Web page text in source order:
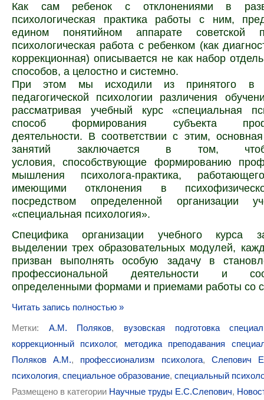
Как сам ребенок с отклонениями в
психологическая практика работы с ним,
едином понятийном аппарате советской
психологическая работа с ребенком (как
коррекционная) описывается не как набор
способов, а целостно и системно.
При этом мы исходили из принятого в
педагогической психологии различения
рассматривая учебный курс «специальная
способ формирования субъекта
деятельности. В соответствии с этим,
занятий заключается в том,
условия, способствующие формированию
мышления психолога-практика,
имеющими отклонения в
посредством определенной организации
«специальная психология».
Специфика организации учебного курса
выделении трех образовательных модулей,
призван выполнять особую задачу в
профессиональной деятельности и
определенными формами и приемами работы со
Читать запись полностью »
Метки: А.М. Поляков, вузовская подготовка
коррекционный психолог, методика преподавания
Поляков А.М., профессионализм психолога, Слепович
психология, специальное образование, специальный
Размещено в категории Научные труды Е.С.Слепович,